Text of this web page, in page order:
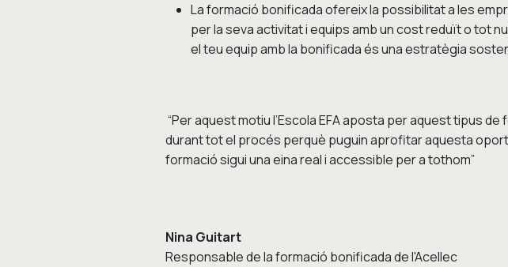
La formació bonificada ofereix la possibilitat a les
per la seva activitat i equips amb un cost reduït o tot
el teu equip amb la bonificada és una estratègia
“Per aquest motiu l’Escola EFA aposta per aquest tipus
durant tot el procés perquè puguin aprofitar aquesta
formació sigui una eina real i accessible per a tothom”
Nina Guitart
Responsable de la formació bonificada de l'Acellec